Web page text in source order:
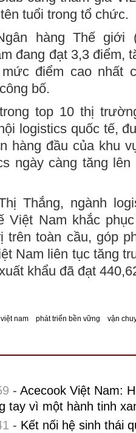
tuổi trong tổ chức.
hàng Thế giới
đang đạt 3,3 điểm,
điểm cao nhất
bố.
top 10 thị
logistics quốc tế,
hàng đầu của khu
ngày càng tăng
Thắng, ngành
Việt Nam khắc
trên toàn cầu, góp
Nam liên tục tăng
khẩu đã đạt
nam phát triển bền vững vận
- Acecook Việt Nam:
tay vì một hành tinh
- Kết nối hệ sinh thái